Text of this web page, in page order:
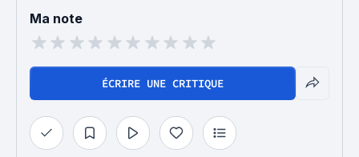
Ma note
ÉCRIRE UNE CRITIQUE